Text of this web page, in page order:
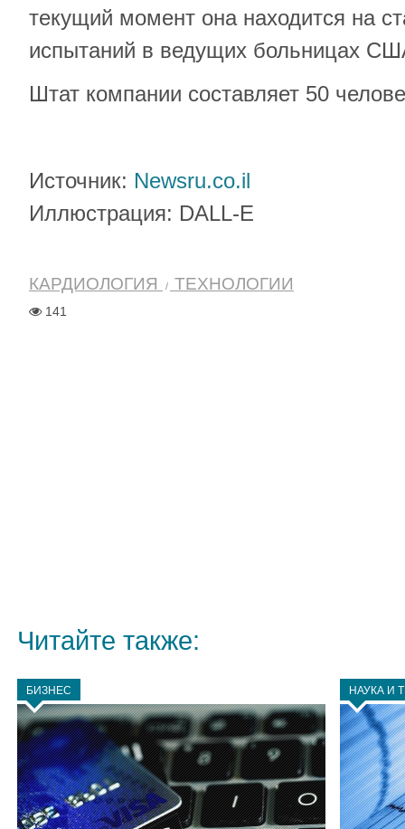
текущий момент она находится на
испытаний в ведущих больницах
Штат компании составляет 50
Источник: Newsru.co.il
Иллюстрация: DALL-E
КАРДИОЛОГИЯ ТЕХНОЛОГИИ
141
Читайте также:
БИЗНЕС НАУКА И